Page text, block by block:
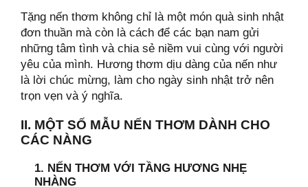
Tặng nến thơm không chỉ là một món quà sinh nhật
đơn thuần mà còn là cách để các bạn nam gửi
những tâm tình và chia sẻ niềm vui cùng với người
yêu của mình. Hương thơm dịu dàng của nến như
là lời chúc mừng, làm cho ngày sinh nhật trở nên
trọn vẹn và ý nghĩa.
II. MỘT SỐ MẪU NẾN THƠM DÀNH CHO
CÁC NÀNG
1. NẾN THƠM VỚI TẦNG HƯƠNG NHẸ
NHÀNG
Vẫn Đong Đầy Không Khí Noel
Sự Kết Nối Và Yêu Thương